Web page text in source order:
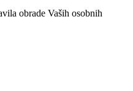
obrade Vaših osobnih